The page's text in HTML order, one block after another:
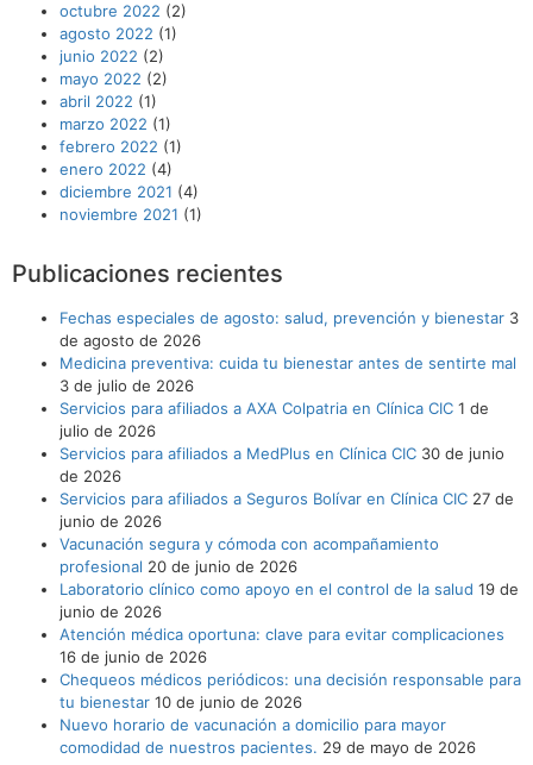
octubre 2022 (2)
agosto 2022 (1)
junio 2022 (2)
mayo 2022 (2)
abril 2022 (1)
marzo 2022 (1)
febrero 2022 (1)
enero 2022 (4)
diciembre 2021 (4)
noviembre 2021 (1)
Publicaciones recientes
Fechas especiales de agosto: salud, prevención y bienestar 3
de agosto de 2026
Medicina preventiva: cuida tu bienestar antes de sentirte mal
3 de julio de 2026
Servicios para afiliados a AXA Colpatria en Clínica CIC 1 de
julio de 2026
Servicios para afiliados a MedPlus en Clínica CIC 30 de junio
de 2026
Servicios para afiliados a Seguros Bolívar en Clínica CIC 27 de
junio de 2026
Vacunación segura y cómoda con acompañamiento
profesional 20 de junio de 2026
Laboratorio clínico como apoyo en el control de la salud 19 de
junio de 2026
Atención médica oportuna: clave para evitar complicaciones
16 de junio de 2026
Chequeos médicos periódicos: una decisión responsable para
tu bienestar 10 de junio de 2026
Nuevo horario de vacunación a domicilio para mayor
comodidad de nuestros pacientes. 29 de mayo de 2026